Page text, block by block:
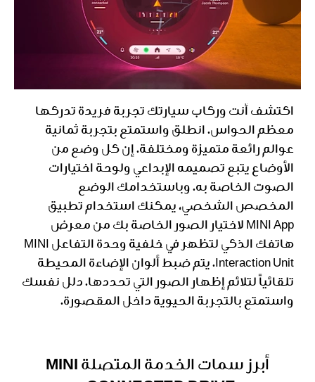
اكتشف أنت وركاب سيارتك تجربة فريدة تدركها
معظم الحواس. انطلق واستمتع بتجربة ثمانية
عوالم رائعة متميزة ومختلفة. إن كل وضع من
الأوضاع يتبع تصميمه الإبداعي ولوحة اختيارات
الصوت الخاصة به. وباستخدامك الوضع
المخصص الشخصي، يمكنك استخدام تطبيق
MINI App لاختيار الصور الخاصة بك من معرض
هاتفك الذكي لتظهر في خلفية وحدة التفاعل MINI
Interaction Unit. يتم ضبط ألوان الإضاءة المحيطة
تلقائياً لتلائم إظهار الصور التي تحددها. دلل نفسك
واستمتع بالتجربة الحيوية داخل المقصورة.
أبرز سمات الخدمة المتصلة MINI